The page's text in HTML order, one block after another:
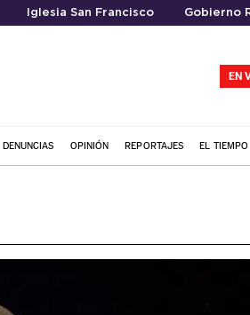
Iglesia San Francisco Gobierno
EN
DENUNCIAS OPINIÓN REPORTAJES EL TIEMPO